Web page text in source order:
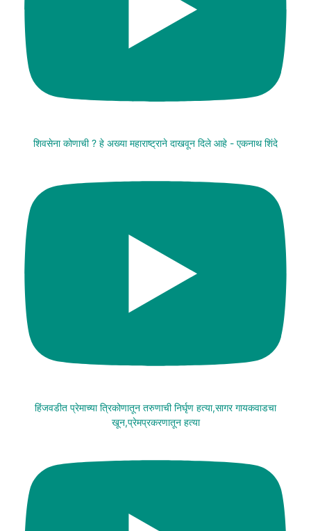
शिवसेना कोणाची ? हे अख्या महाराष्ट्राने दाखवून दिले आहे - एकनाथ शिंदे
हिंजवडीत प्रेमाच्या त्रिकोणातून तरुणाची निर्घृण हत्या,सागर गायकवाडचा
खून,प्रेमप्रकरणातून हत्या